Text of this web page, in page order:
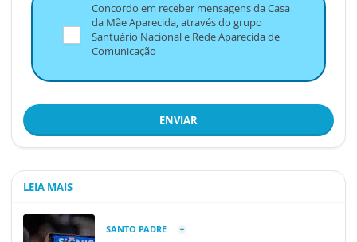
Concordo em receber mensagens da Casa
da Mãe Aparecida, através do grupo
Santuário Nacional e Rede Aparecida de
Comunicação
ENVIAR
LEIA MAIS
SANTO PADRE